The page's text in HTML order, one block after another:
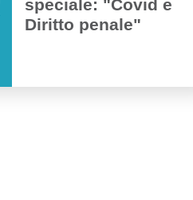
speciale: "Covid e
Diritto penale"